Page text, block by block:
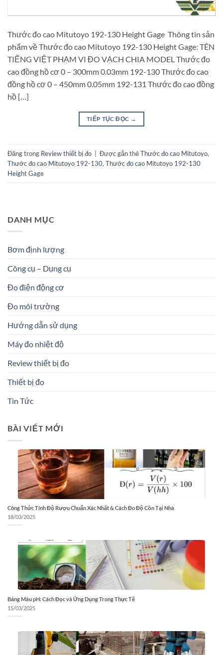
Thước đo cao Mitutoyo 192-130 Height Gage Thông tin sản
phẩm về Thước đo cao Mitutoyo 192-130 Height Gage: TÊN
TIẾNG VIỆT PHẠM VI ĐO VẠCH CHIA MODEL Thước đo
cao đồng hồ cơ 0 – 300mm 0.03mm 192-130 Thước đo cao
đồng hồ cơ 0 – 450mm 0.05mm 192-131 Thước đo cao đồng
hồ […]
TIẾP TỤC ĐỌC →
Đăng trong Review thiết bị đo Được gắn thẻThước đo cao Mitutoyo,
Thước đo cao Mitutoyo 192-130, Thước đo cao Mitutoyo 192-130
Height Gage
DANH MỤC
Bơm định lượng
Công cụ – Dụng cụ
Đo điện động cơ
Đo môi trường
Hướng dẫn sử dụng
Máy đo nhiệt độ
Review thiết bị đo
Thiết bị đo
Tin Tức
BÀI VIẾT MỚI
Công Thức Tính Độ Rượu Chuẩn Xác Nhất & Cách Đo Độ Cồn Tại Nhà
18/03/2025
Bảng Màu pH: Cách Đọc và Ứng Dụng Trong Thực Tế
15/03/2025